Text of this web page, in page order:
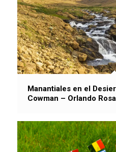
Manantiales en el
Cowman – Orlando